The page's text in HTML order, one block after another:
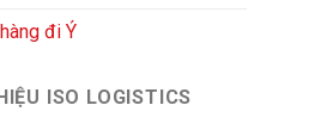
đi Ý
ISO LOGISTICS